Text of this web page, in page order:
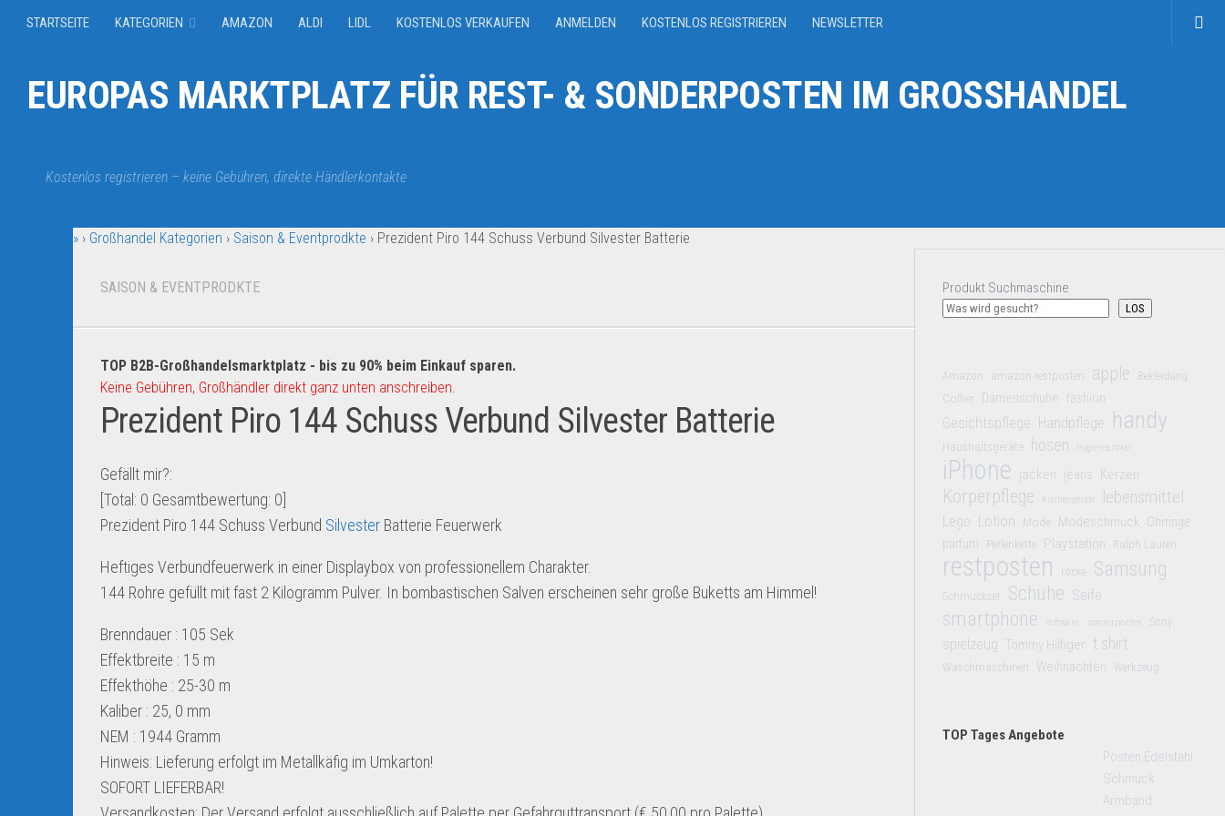
STARTSEITE KATEGORIEN AMAZON ALDI LIDL KOSTENLOS VERKAUFEN ANMELDEN KOSTENLOS REGISTRIEREN NEWSLETTER
EUROPAS MARKTPLATZ FÜR REST- & SONDERPOSTEN IM GROSSHANDEL
Kostenlos registrieren – keine Gebühren, direkte Händlerkontakte
» › Großhandel Kategorien › Saison & Eventprodkte › Prezident Piro 144 Schuss Verbund Silvester Batterie
SAISON & EVENTPRODKTE
TOP B2B-Großhandelsmarktplatz - bis zu 90% beim Einkauf sparen.
Keine Gebühren, Großhändler direkt ganz unten anschreiben.
Prezident Piro 144 Schuss Verbund Silvester Batterie
Gefällt mir?:
[Total: 0 Gesamtbewertung: 0
Prezident Piro 144 Schuss Verbund Silvester Batterie Feuerwerk
Heftiges Verbundfeuerwerk in einer Displaybox von professionellem Charakter.
144 Rohre gefüllt mit fast 2 Kilogramm Pulver. In bombastischen Salven erscheinen sehr große Buketts am Himmel!
Brenndauer : 105 Sek
Effektbreite : 15 m
Effekthöhe : 25-30 m
Kaliber : 25, 0 mm
NEM : 1944 Gramm
Hinweis: Lieferung erfolgt im Metallkäfig im Umkarton!
SOFORT LIEFERBAR!
Produkt Suchmaschine
LOS
Amazon amazon restposten apple Bekleidung
Collier Damenschuhe fashion
Gesichtspflege Handpflege handy
Haushaltsgeräte hosen Hygieneartikel
iPhone jacken jeans Kerzen
Körperpflege Küchengeräte lebensmittel
Lego Lotion Mode Modeschmuck Ohrringe
parfüm
Perlenkette Playstation Ralph Lauren
restposten röcke Samsung
Schmuckset Schuhe Seife
smartphone software sonderposten Sony
spielzeug Tommy Hilfiger t shirt
Waschmaschinen Weihnachten Werkzeug
TOP Tages Angebote
Posten Edelstahl
Schmuck
Armband